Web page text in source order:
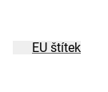
EU štítek